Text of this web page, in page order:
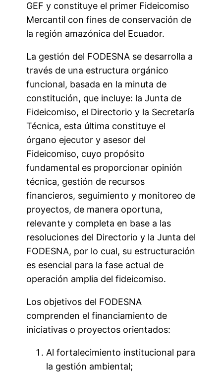
GEF y constituye el primer Fideicomiso
Mercantil con fines de conservación de
la región amazónica del Ecuador.
La gestión del FODESNA se desarrolla a
través de una estructura orgánico
funcional, basada en la minuta de
constitución, que incluye: la Junta de
Fideicomiso, el Directorio y la Secretaría
Técnica, esta última constituye el
órgano ejecutor y asesor del
Fideicomiso, cuyo propósito
fundamental es proporcionar opinión
técnica, gestión de recursos
financieros, seguimiento y monitoreo de
proyectos, de manera oportuna,
relevante y completa en base a las
resoluciones del Directorio y la Junta del
FODESNA, por lo cual, su estructuración
es esencial para la fase actual de
operación amplia del fideicomiso.
Los objetivos del FODESNA
comprenden el financiamiento de
iniciativas o proyectos orientados:
Al fortalecimiento institucional para
la gestión ambiental;